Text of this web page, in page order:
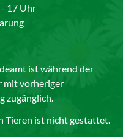
17 Uhr
ist während der
mit vorheriger
zugänglich.
Tieren ist nicht gestattet.